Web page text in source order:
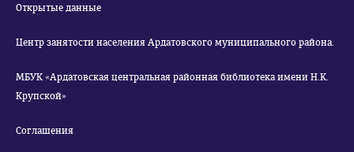
Открытые данные
Центр занятости населения Ардатовского муниципального района.
МБУК «Ардатовская центральная районная библиотека имени Н.К.
Крупской»
Соглашения